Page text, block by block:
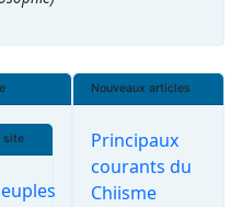
site
Nouveaux articles
Principaux
courants du
Chiisme